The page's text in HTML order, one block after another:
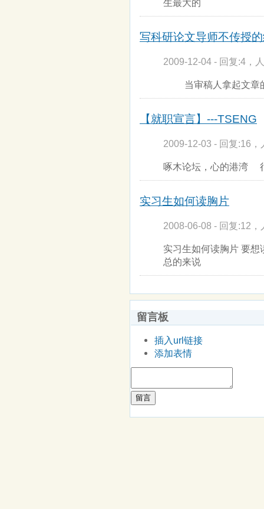
生最大的
写科研论文导师不传授
2009-12-04 - 回复:4，
当审稿人拿起文章
【就职宣言】---TSENG
2009-12-03 - 回复:16
啄木论坛，心的港湾
实习生如何读胸片
2008-06-08 - 回复:12
实习生如何读胸片 要
总的来说
留言板
插入url链接
添加表情
留言